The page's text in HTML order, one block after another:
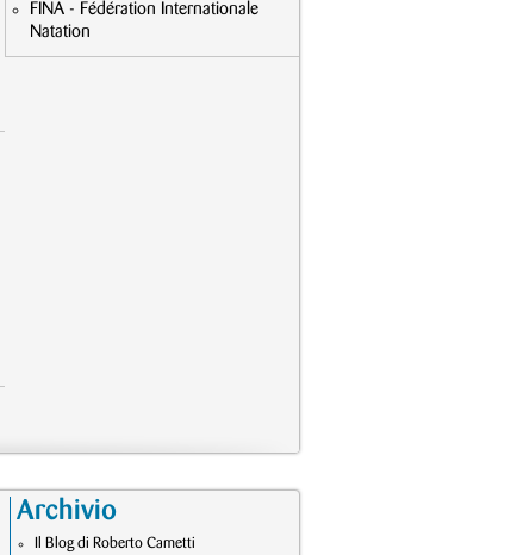
FINA - Fédération Internationale
Natation
Archivio
Il Blog di Roberto Cametti